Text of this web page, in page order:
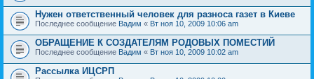
Нужен ответственный человек для разноса газет в Киеве
Последнее сообщение Вадим « Вт ноя 10, 2009 10:06 am
ОБРАЩЕНИЕ К СОЗДАТЕЛЯМ РОДОВЫХ ПОМЕСТИЙ
Последнее сообщение Вадим « Вт ноя 10, 2009 10:02 am
Рассылка ИЦСРП